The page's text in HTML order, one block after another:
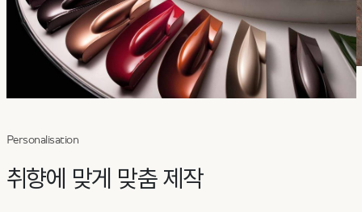
Personalisation
취향에 맞게 맞춤 제작